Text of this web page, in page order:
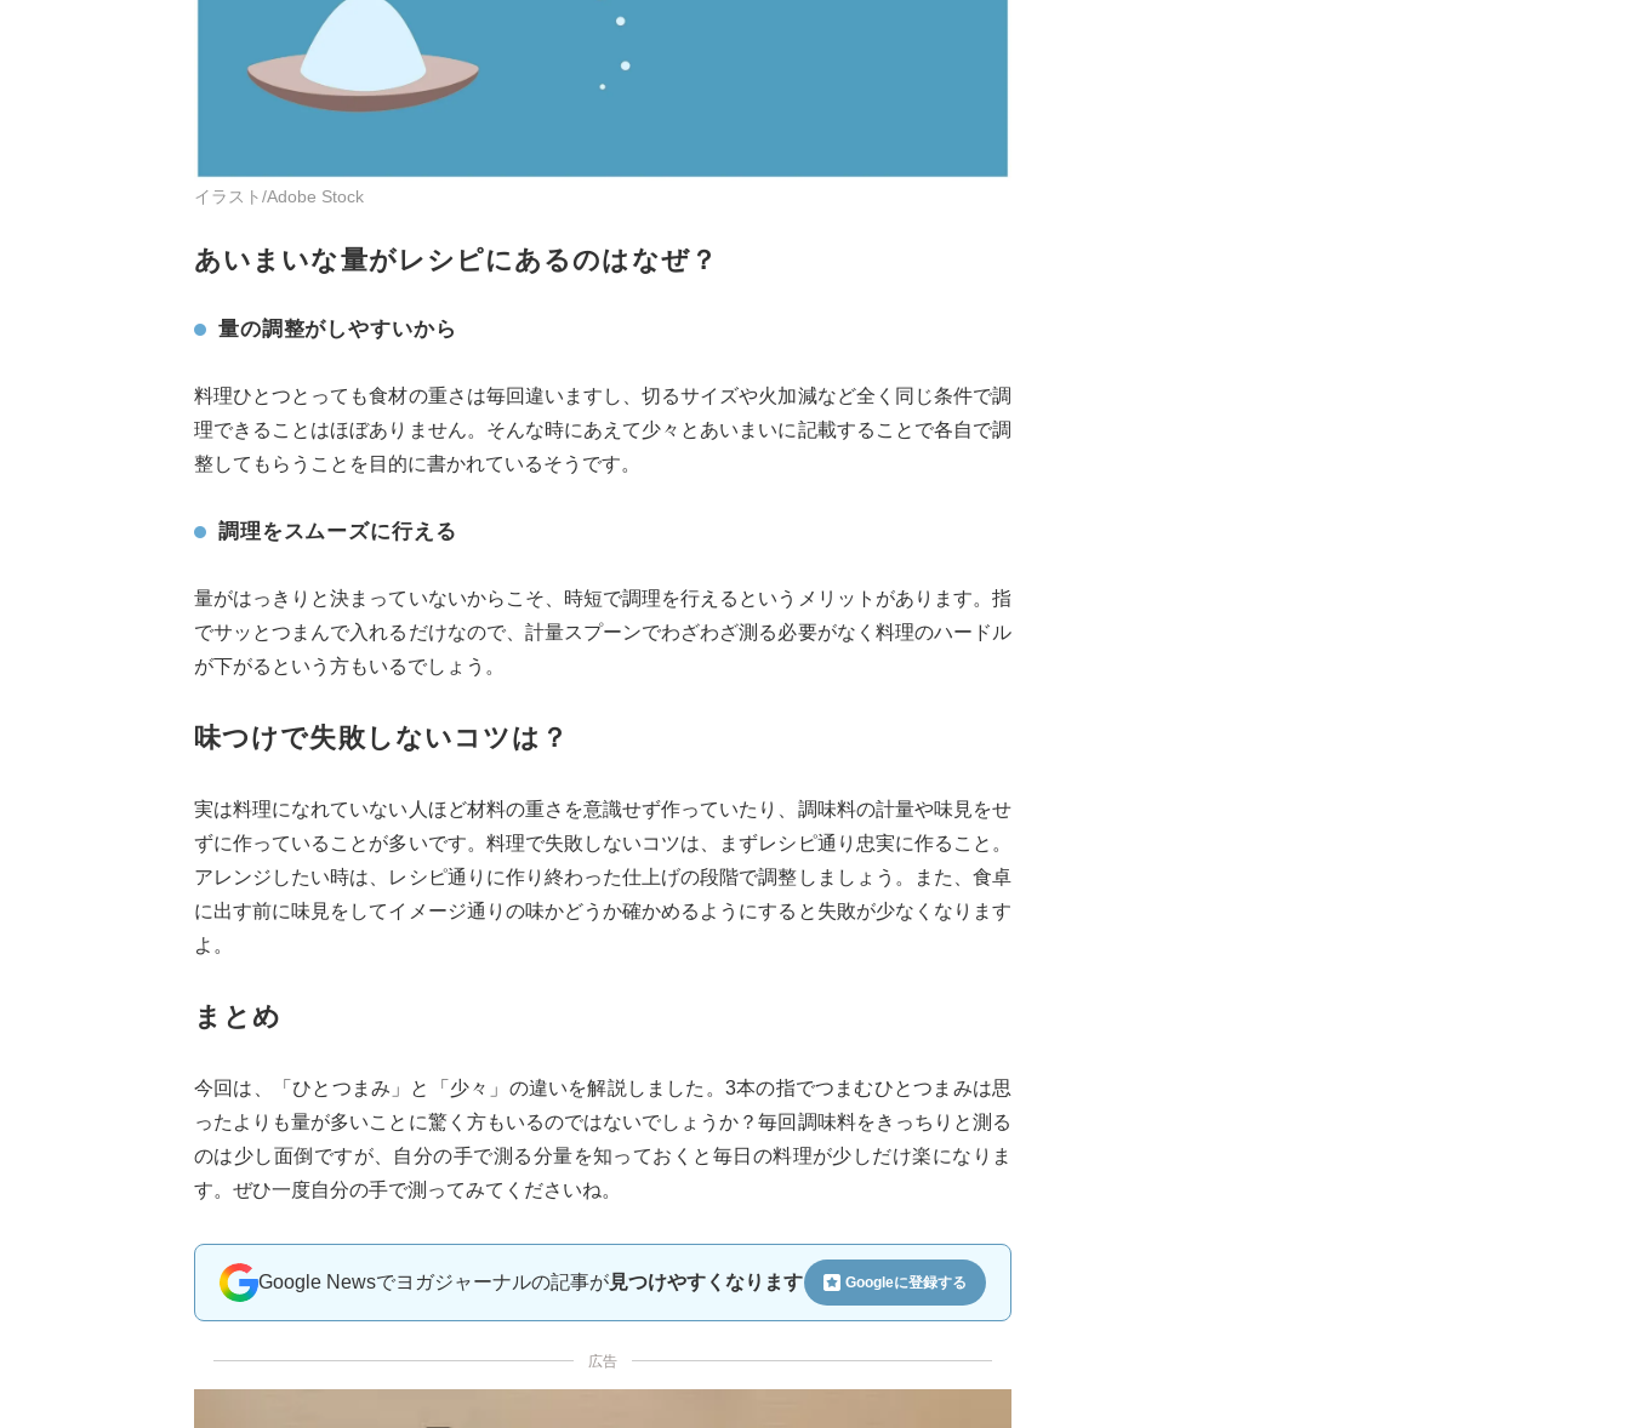
イラスト/Adobe Stock
あいまいな量がレシピにあるのはなぜ？
量の調整がしやすいから
料理ひとつとっても食材の重さは毎回違いますし、切るサイズや火加減など全く同じ条件で調
理できることはほぼありません。そんな時にあえて少々とあいまいに記載することで各自で調
整してもらうことを目的に書かれているそうです。
調理をスムーズに行える
量がはっきりと決まっていないからこそ、時短で調理を行えるというメリットがあります。指
でサッとつまんで入れるだけなので、計量スプーンでわざわざ測る必要がなく料理のハードル
が下がるという方もいるでしょう。
味つけで失敗しないコツは？
実は料理になれていない人ほど材料の重さを意識せず作っていたり、調味料の計量や味見をせ
ずに作っていることが多いです。料理で失敗しないコツは、まずレシピ通り忠実に作ること。
アレンジしたい時は、レシピ通りに作り終わった仕上げの段階で調整しましょう。また、食卓
に出す前に味見をしてイメージ通りの味かどうか確かめるようにすると失敗が少なくなります
よ。
まとめ
今回は、「ひとつまみ」と「少々」の違いを解説しました。3本の指でつまむひとつまみは思
ったよりも量が多いことに驚く方もいるのではないでしょうか？毎回調味料をきっちりと測る
のは少し面倒ですが、自分の手で測る分量を知っておくと毎日の料理が少しだけ楽になりま
す。ぜひ一度自分の手で測ってみてくださいね。
Google Newsでヨガジャーナルの記事が見つけやすくなります Googleに登録する
広告